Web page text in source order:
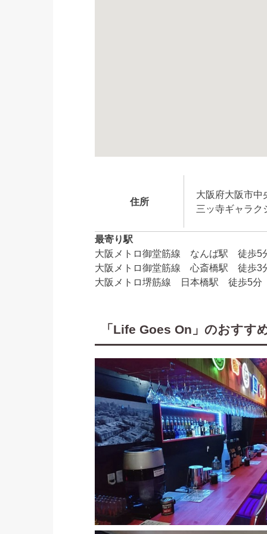
住所
大阪府大阪市中
三ッ寺ギャラク
最寄り駅
大阪メトロ御堂筋線 なんば駅 徒歩5
大阪メトロ御堂筋線 心斎橋駅 徒歩3
大阪メトロ堺筋線 日本橋駅 徒歩5分
「Life Goes On」のおすす